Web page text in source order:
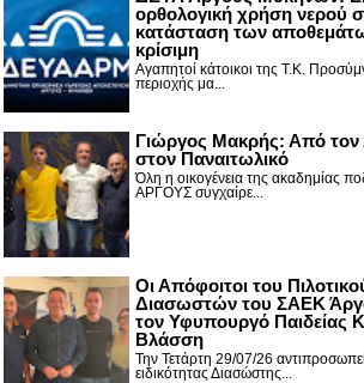
ορθολογική χρήση νερού
κατάσταση των
κρίσιμη
Αγαπητοί κάτοικοι της Τ.Κ.
περιοχής μα...
Γιώργος Μακρής: Από τον
στον Παναιτωλικό
Όλη η οικογένεια της ακαδημίας
ΑΡΓΟΥΣ συγχαίρε...
Οι Απόφοιτοι του
Διασωστών του ΣΑΕΚ
τον Υφυπουργό Παιδείας
Βλάσση
Την Τετάρτη 29/07/26
ειδικότητας Διασώστης...